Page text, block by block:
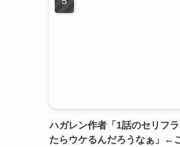
ハガレン作者「1話のセリフ
たらウケるんだろうなぁ」←